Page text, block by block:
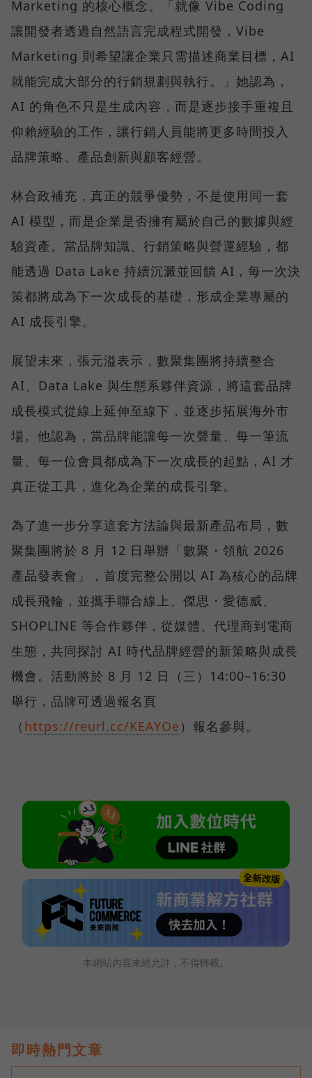
Marketing 的核心概念。「就像 Vibe Coding
讓開發者透過自然語言完成程式開發，Vibe
Marketing 則希望讓企業只需描述商業目標，AI
就能完成大部分的行銷規劃與執行。」她認為，
AI 的角色不只是生成內容，而是逐步接手重複且
仰賴經驗的工作，讓行銷人員能將更多時間投入
品牌策略、產品創新與顧客經營。
林合政補充，真正的競爭優勢，不是使用同一套
AI 模型，而是企業是否擁有屬於自己的數據與經
驗資產。當品牌知識、行銷策略與營運經驗，都
能透過 Data Lake 持續沉澱並回饋 AI，每一次決
策都將成為下一次成長的基礎，形成企業專屬的
AI 成長引擎。
展望未來，張元溢表示，數聚集團將持續整合
AI、Data Lake 與生態系夥伴資源，將這套品牌
成長模式從線上延伸至線下，並逐步拓展海外市
場。他認為，當品牌能讓每一次聲量、每一筆流
量、每一位會員都成為下一次成長的起點，AI 才
真正從工具，進化為企業的成長引擎。
為了進一步分享這套方法論與最新產品布局，數
聚集團將於 8 月 12 日舉辦「數聚・領航 2026
產品發表會」，首度完整公開以 AI 為核心的品牌
成長飛輪，並攜手聯合線上、傑思・愛德威、
SHOPLINE 等合作夥伴，從媒體、代理商到電商
生態，共同探討 AI 時代品牌經營的新策略與成長
機會。活動將於 8 月 12 日（三）14:00–16:30
舉行，品牌可透過報名頁
（ https://reurl.cc/KEAYOe ）報名參與。
本網站內容未經允許，不得轉載。
即時熱門文章